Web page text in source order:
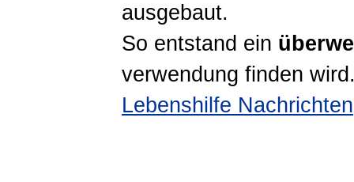
ausgebaut.
So entstand ein
verwendung finden
Lebenshilfe Nachrichten